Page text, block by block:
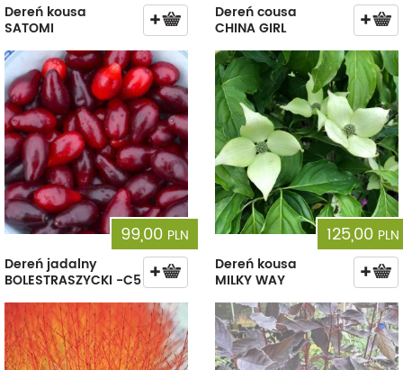
Dereń kousa
SATOMI
Dereń cousa
CHINA GIRL
99,00 PLN
Dereń jadalny
BOLESTRASZYCKI -C5
125,00 PLN
Dereń kousa
MILKY WAY